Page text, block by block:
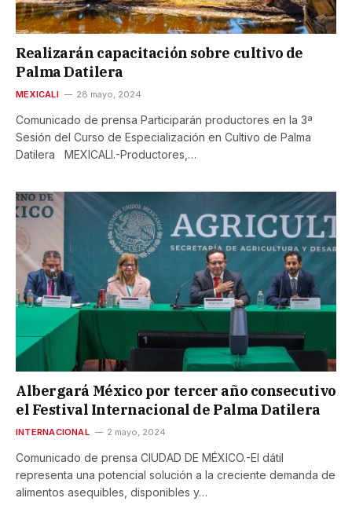
Realizarán capacitación sobre cultivo de
Palma Datilera
MEXICALI 28 mayo, 2024
Comunicado de prensa Participarán productores en la 3ª
Sesión del Curso de Especialización en Cultivo de Palma
Datilera MEXICALI.-Productores,…
Albergará México por tercer año consecutivo
el Festival Internacional de Palma Datilera
INTERNACIONAL 2 mayo, 2024
Comunicado de prensa CIUDAD DE MÉXICO.-El dátil
representa una potencial solución a la creciente demanda de
alimentos asequibles, disponibles y…